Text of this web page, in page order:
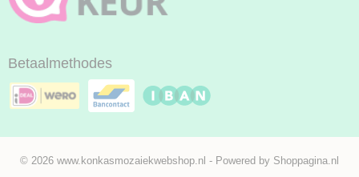
Betaalmethodes
© 2026 www.konkasmozaiekwebshop.nl - Powered by Shoppagina.nl